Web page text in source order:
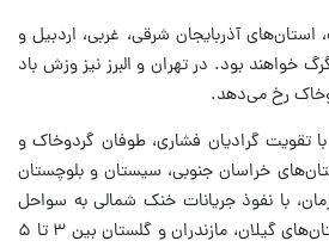
اردیبهشت، استان‌های آذربایجان شرقی، غربی، اردبیل و
خواهند بود. در تهران و البرز نیز وزش باد
رخ می‌دهد.
با تقویت گرادیان فشاری، طوفان گردوخاک و
خراسان جنوبی، سیستان و بلوچستان
با نفوذ جریانات خنک شمالی به سواحل
دریای خزر، دمای هوا در استان‌های گیلان، مازندران و گلستان بین ۳ تا ۵